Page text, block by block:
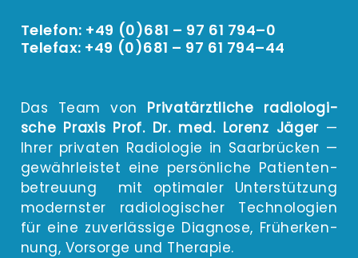
Telefon: +49 (0)681 – 97 61 794–0
Telefax: +49 (0)681 – 97 61 794–44
Das Team von Pri­vat­ärzt­li­che radio­lo­gi­
sche Pra­xis Prof. Dr. med. Lorenz Jäger —
Ihrer pri­va­ten Radio­lo­gie in Saar­brü­cken —
gewähr­leis­tet eine per­sön­li­che Pati­en­ten­
be­treu­ung mit opti­ma­ler Unter­stüt­zung
moderns­ter radio­lo­gi­scher Tech­no­lo­gien
für eine zuver­läs­si­ge Dia­gno­se, Früh­erken­
nung, Vor­sor­ge und Therapie.